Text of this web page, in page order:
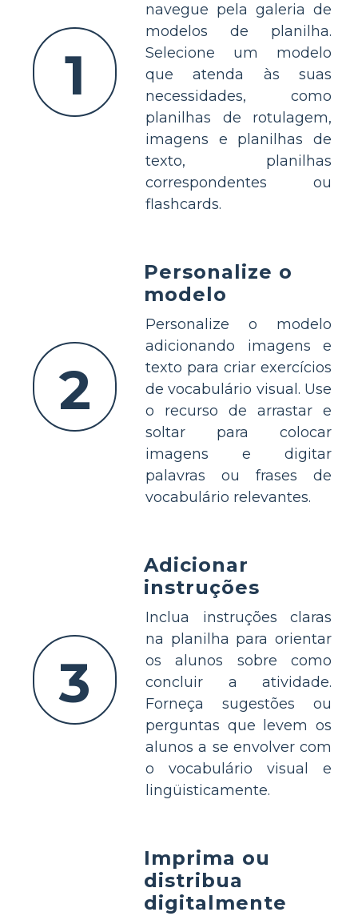
1
navegue pela galeria de
modelos de planilha.
Selecione um modelo
que atenda às suas
necessidades, como
planilhas de rotulagem,
imagens e planilhas de
texto, planilhas
correspondentes ou
flashcards.
2
Personalize o
modelo
Personalize o modelo
adicionando imagens e
texto para criar exercícios
de vocabulário visual. Use
o recurso de arrastar e
soltar para colocar
imagens e digitar
palavras ou frases de
vocabulário relevantes.
3
Adicionar
instruções
Inclua instruções claras
na planilha para orientar
os alunos sobre como
concluir a atividade.
Forneça sugestões ou
perguntas que levem os
alunos a se envolver com
o vocabulário visual e
lingüisticamente.
Imprima ou
distribua
digitalmente